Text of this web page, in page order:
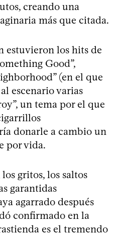
creando una
más que citada.
estuvieron los hits de
Good”,
(en el que
escenario varias
un tema por el que
donarle a cambio un
por vida.
gritos, los saltos
garantidas
agarrado después
confirmado en la
es el tremendo